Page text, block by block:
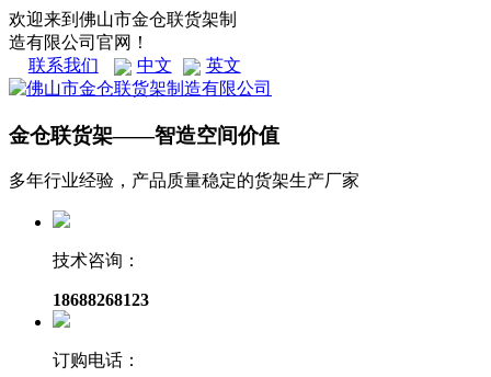
欢迎来到佛山市金仓联货架制
造有限公司官网！
联系我们
中文 英文
金仓联货架——智造空间价值
多年行业经验，产品质量稳定的货架生产厂家
技术咨询：
18688268123
订购电话：